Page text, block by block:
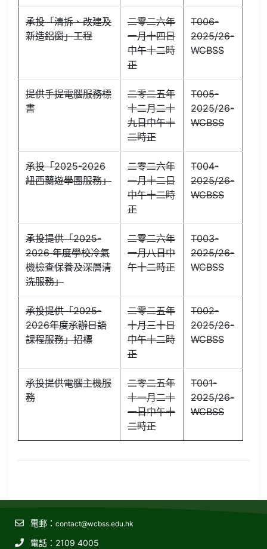
承投「清拆、改建及
新造鋁窗」工程
二零二六年
一月十四日
中午十二時
正
T006-
2025/26-
WCBSS
提供手提電腦服務標
書
二零二五年
十二月二十
九日中午十
二時正
T005-
2025/26-
WCBSS
承投「2025-2026
紐西蘭遊學團服務」
二零二六年
一月十二日
中午十二時
正
T004-
2025/26-
WCBSS
承投提供「2025-
2026 年度學校冷氣
機檢查保養及深層清
洗服務」
二零二六年
一月八日中
午十二時正
T003-
2025/26-
WCBSS
承投提供「2025-
2026年度承辦日語
課程服務」招標
二零二五年
十月三十日
中午十二時
正
T002-
2025/26-
WCBSS
承投提供電腦主機服
務
二零二五年
十一月二十
一日中午十
二時正
T001-
2025/26-
WCBSS
電郵： contact@wcbss.edu.hk
電話：2109 4005